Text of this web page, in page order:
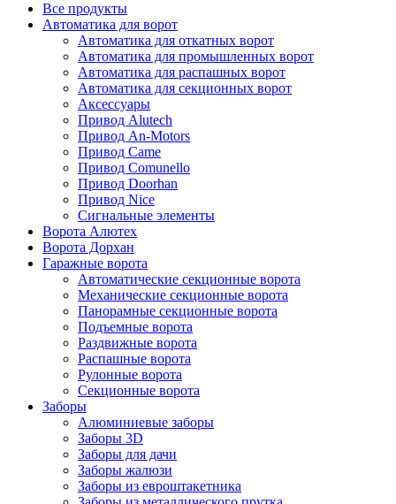
Все продукты
Автоматика для ворот
Автоматика для откатных ворот
Автоматика для промышленных ворот
Автоматика для распашных ворот
Автоматика для секционных ворот
Аксессуары
Привод Alutech
Привод An-Motors
Привод Came
Привод Comunello
Привод Doorhan
Привод Nice
Сигнальные элементы
Ворота Алютех
Ворота Дорхан
Гаражные ворота
Автоматические секционные ворота
Механические секционные ворота
Панорамные секционные ворота
Подъемные ворота
Раздвижные ворота
Распашные ворота
Рулонные ворота
Секционные ворота
Заборы
Алюминиевые заборы
Заборы 3D
Заборы для дачи
Заборы жалюзи
Заборы из евроштакетника